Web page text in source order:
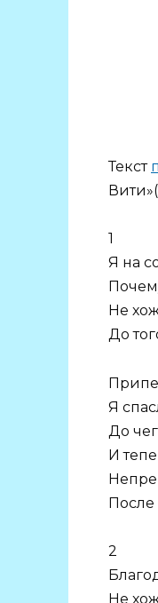
Текст
1
Я на
Не
До
Я
До
И
После
2
Не